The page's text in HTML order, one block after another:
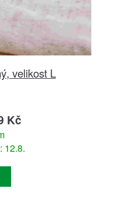
velikost L
Kč
12.8.